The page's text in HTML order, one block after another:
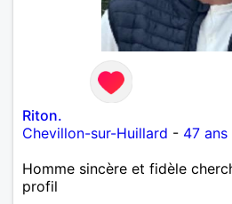
Riton.
Chevillon-sur-Huillard - 47 ans
Homme sincère et fidèle
profil